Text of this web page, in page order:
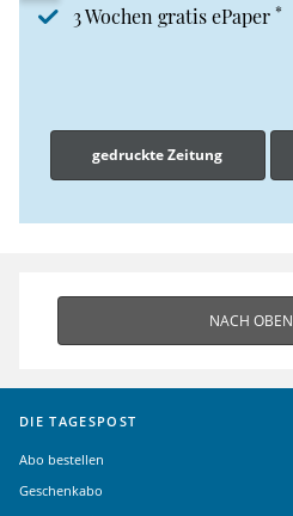
3 Wochen gratis ePaper *
gedruckte Zeitung
NACH OBEN
DIE TAGESPOST
Abo bestellen
Geschenkabo